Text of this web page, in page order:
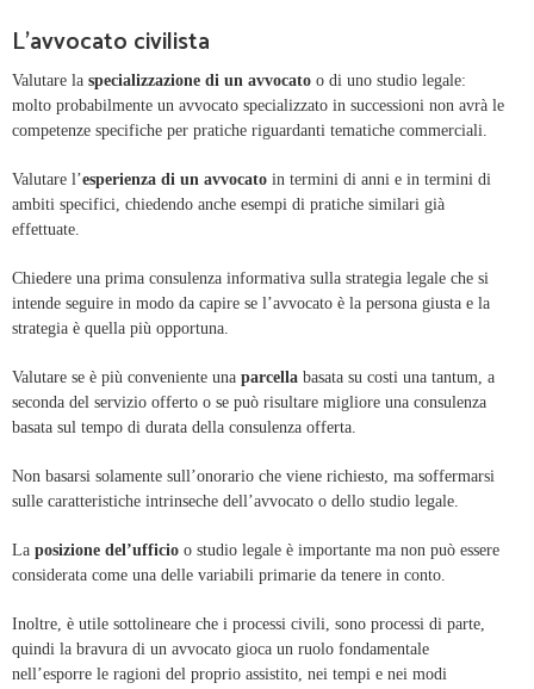
L'avvocato civilista
Valutare la specializzazione di un avvocato o di uno studio legale:
molto probabilmente un avvocato specializzato in successioni non avrà le
competenze specifiche per pratiche riguardanti tematiche commerciali.
Valutare l’esperienza di un avvocato in termini di anni e in termini di
ambiti specifici, chiedendo anche esempi di pratiche similari già
effettuate.
Chiedere una prima consulenza informativa sulla strategia legale che si
intende seguire in modo da capire se l’avvocato è la persona giusta e la
strategia è quella più opportuna.
Valutare se è più conveniente una parcella basata su costi una tantum, a
seconda del servizio offerto o se può risultare migliore una consulenza
basata sul tempo di durata della consulenza offerta.
Non basarsi solamente sull’onorario che viene richiesto, ma soffermarsi
sulle caratteristiche intrinseche dell’avvocato o dello studio legale.
La posizione del’ufficio o studio legale è importante ma non può essere
considerata come una delle variabili primarie da tenere in conto.
Inoltre, è utile sottolineare che i processi civili, sono processi di parte,
quindi la bravura di un avvocato gioca un ruolo fondamentale
nell’esporre le ragioni del proprio assistito, nei tempi e nei modi